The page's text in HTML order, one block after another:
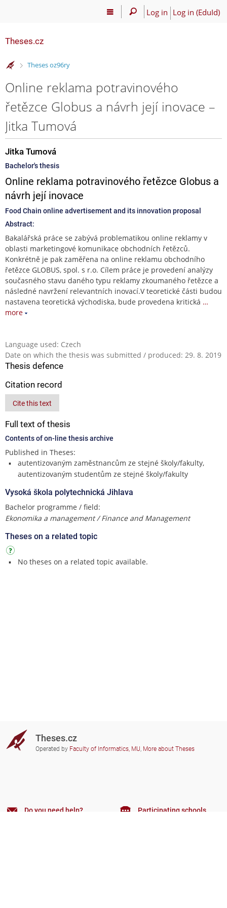
Log in Log in (EduId)
Theses.cz
>
Theses oz96ry
Online reklama potravinového
řetězce Globus a návrh její inovace –
Jitka Tumová
Jitka Tumová
Bachelor's thesis
Online reklama potravinového řetězce Globus a
návrh její inovace
Food Chain online advertisement and its innovation proposal
Abstract:
Bakalářská práce se zabývá problematikou online reklamy v
oblasti marketingové komunikace obchodních řetězců.
Konkrétně je pak zaměřena na online reklamu obchodního
řetězce GLOBUS, spol. s r.o. Cílem práce je provedení analýzy
současného stavu daného typu reklamy zkoumaného řetězce a
následné navržení relevantních inovací.V teoretické části budou
nastavena teoretická východiska, bude provedena kritická …
more
Language used: Czech
Date on which the thesis was submitted / produced: 29. 8. 2019
Thesis defence
Citation record
Cite this text
Full text of thesis
Contents of on-line thesis archive
Published in Theses:
autentizovaným zaměstnancům ze stejné školy/fakulty,
autentizovaným studentům ze stejné školy/fakulty
Vysoká škola polytechnická Jihlava
Bachelor programme / field:
Ekonomika a management / Finance and Management
Theses on a related topic
No theses on a related topic available.
Theses.cz
Operated by Faculty of Informatics, MU, More about Theses
Do you need help? Participating schools